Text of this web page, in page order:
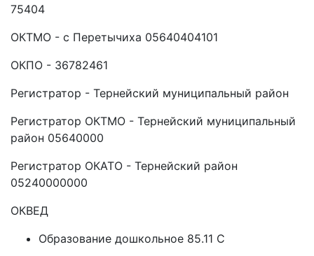
75404
ОКТМО - с Перетычиха 05640404101
ОКПО - 36782461
Регистратор - Тернейский муниципальный район
Регистратор ОКТМО - Тернейский муниципальный
район 05640000
Регистратор ОКАТО - Тернейский район
05240000000
ОКВЕД
Образование дошкольное 85.11 C